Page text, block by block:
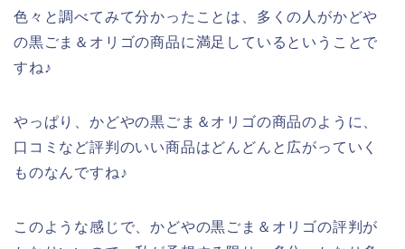
色々と調べてみて分かったことは、多くの人がかどや
の黒ごま＆オリゴの商品に満足しているということで
すね♪
やっぱり、かどやの黒ごま＆オリゴの商品のように、
口コミなど評判のいい商品はどんどんと広がっていく
ものなんですね♪
このような感じで、かどやの黒ごま＆オリゴの評判が